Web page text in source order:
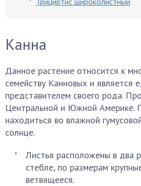
Канна
Данное растение относится к
семейству Канновых и является
представителем своего рода.
Центральной и Южной Америке.
находиться во влажной
солнце.
Листья расположены в два
стебле, по размерам
ветвящееся.